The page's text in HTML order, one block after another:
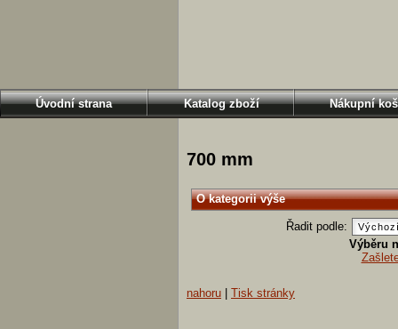
Úvodní strana Katalog zboží Nákupní
700 mm
O kategorii výše
Řadit podle:
Výběru
nahoru Tisk stránky